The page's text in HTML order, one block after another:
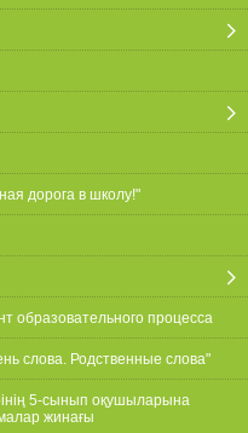
дорога в школу!"
образовательного процесса
слова. Родственные слова"
5-сынып оқушыларына
жинағы